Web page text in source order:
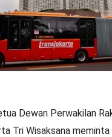
Dewan Perwakilan
Tri Wisaksana